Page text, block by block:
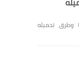
تحديث جلبريك انكفر Unc0ver Jailbreak 13.5 وطرق تحميله